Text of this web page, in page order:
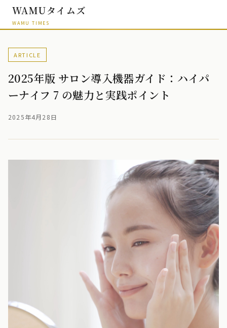
WAMUタイムズ
WAMU TIMES
ARTICLE
2025年版 サロン導入機器ガイド：ハイパ
ーナイフ 7 の魅力と実践ポイント
2025年4月28日